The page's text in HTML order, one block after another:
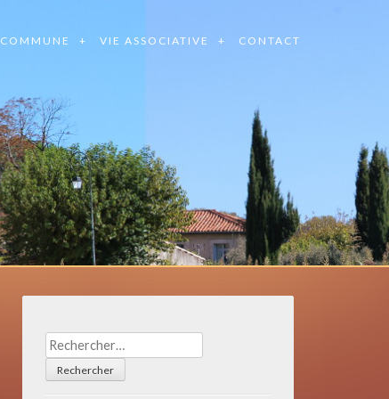
COMMUNE VIE ASSOCIATIVE CONTACT
Rechercher :